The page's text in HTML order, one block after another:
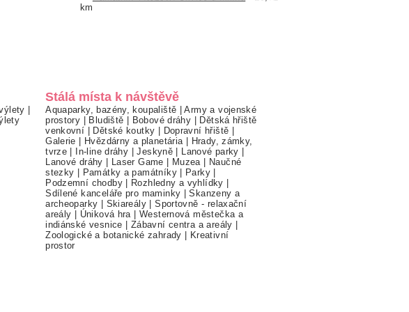
km
|
Stálá místa k návštěvě
Aquaparky, bazény, koupaliště |Army a vojenské
prostory | Bludiště | Bobové dráhy | Dětská hřiště
venkovní | Dětské koutky | Dopravní hřiště |
Galerie | Hvězdárny a planetária | Hrady, zámky,
tvrze | In-line dráhy |Jeskyně | Lanové parky |
Lanové dráhy | Laser Game | Muzea | Naučné
stezky | Památky a památníky| Parky |
Podzemní chodby| Rozhledny a vyhlídky |
Sdílené kanceláře pro maminky |Skanzeny a
archeoparky | Skiareály |Sportovně - relaxační
areály | Úniková hra |Westernová městečka a
indiánské vesnice | Zábavní centra a areály |
Zoologické a botanické zahrady | Kreativní
prostor